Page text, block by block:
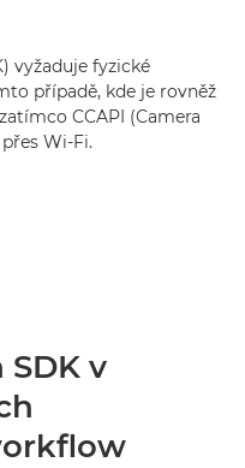
vyžaduje fyzické
případě, kde je rovněž
CCAPI (Camera
Wi-Fi.
v